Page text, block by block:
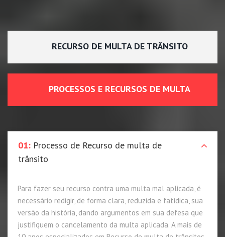
RECURSO DE MULTA DE TRÂNSITO
PROCESSOS E RECURSOS DE MULTA
01: Processo de Recurso de multa de
trânsito
Para fazer seu recurso contra uma multa mal aplicada, é
necessário redigir, de forma clara, reduzida e fatídica, sua
versão da história, dando argumentos em sua defesa que
justifiquem o cancelamento da multa aplicada. A mais de